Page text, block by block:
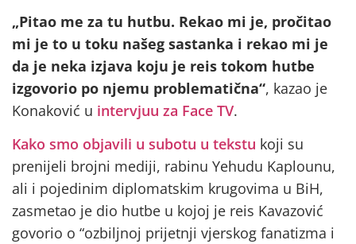
„Pitao me za tu hutbu. Rekao mi je, pročitao
mi je to u toku našeg sastanka i rekao mi je
da je neka izjava koju je reis tokom hutbe
izgovorio po njemu problematična“, kazao je
Konaković u intervjuu za Face TV.
Kako smo objavili u subotu u tekstu koji su
prenijeli brojni mediji, rabinu Yehudu Kaplounu,
ali i pojedinim diplomatskim krugovima u BiH,
zasmetao je dio hutbe u kojoj je reis Kavazović
govorio o “ozbiljnoj prijetnji vjerskog fanatizma i